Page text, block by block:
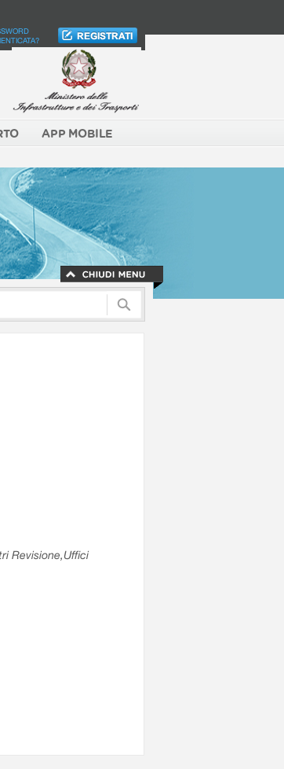
APP MOBILE
Revisione,Uffici